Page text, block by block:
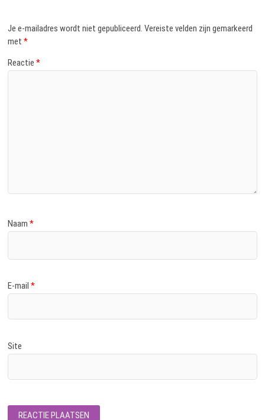
Je e-mailadres wordt niet gepubliceerd. Vereiste velden zijn gemarkeerd
met*
Reactie*
Naam*
E-mail*
Site